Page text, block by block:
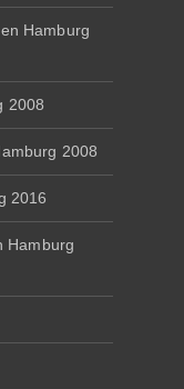
Hamburg
2008
2008
2016
Hamburg